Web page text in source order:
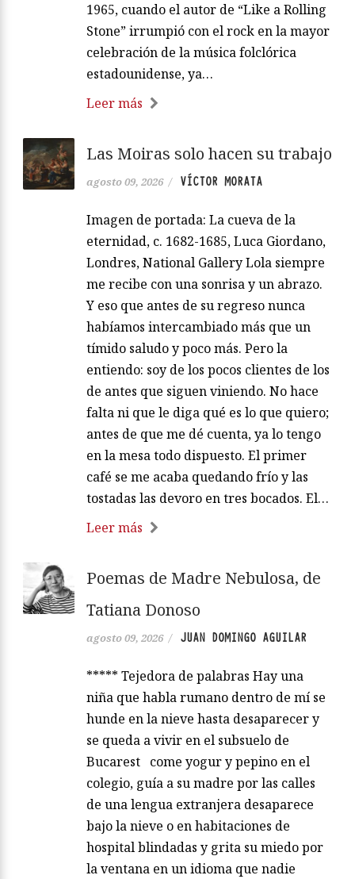
1965, cuando el autor de “Like a Rolling
Stone” irrumpió con el rock en la mayor
celebración de la música folclórica
estadounidense, ya…
Leer más
Las Moiras solo hacen su trabajo
agosto 09, 2026 / VÍCTOR MORATA
Imagen de portada: La cueva de la
eternidad, c. 1682-1685, Luca Giordano,
Londres, National Gallery Lola siempre
me recibe con una sonrisa y un abrazo.
Y eso que antes de su regreso nunca
habíamos intercambiado más que un
tímido saludo y poco más. Pero la
entiendo: soy de los pocos clientes de los
de antes que siguen viniendo. No hace
falta ni que le diga qué es lo que quiero;
antes de que me dé cuenta, ya lo tengo
en la mesa todo dispuesto. El primer
café se me acaba quedando frío y las
tostadas las devoro en tres bocados. El…
Leer más
Poemas de Madre Nebulosa, de
Tatiana Donoso
agosto 09, 2026 / JUAN DOMINGO AGUILAR
***** Tejedora de palabras Hay una
niña que habla rumano dentro de mí se
hunde en la nieve hasta desaparecer y
se queda a vivir en el subsuelo de
Bucarest come yogur y pepino en el
colegio, guía a su madre por las calles
de una lengua extranjera desaparece
bajo la nieve o en habitaciones de
hospital blindadas y grita su miedo por
la ventana en un idioma que nadie